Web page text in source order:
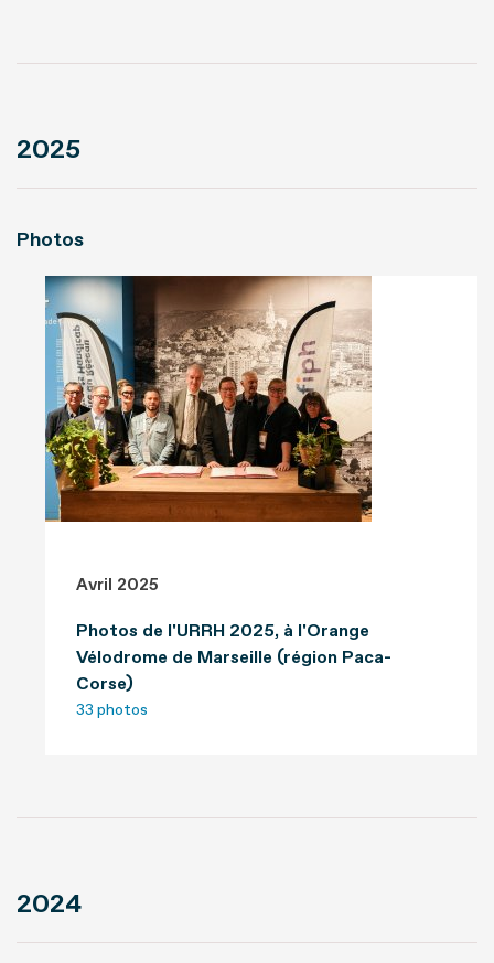
2025
Photos
Avril 2025
Photos de l'URRH 2025, à l'Orange
Vélodrome de Marseille (région Paca-
Corse)
33 photos
2024